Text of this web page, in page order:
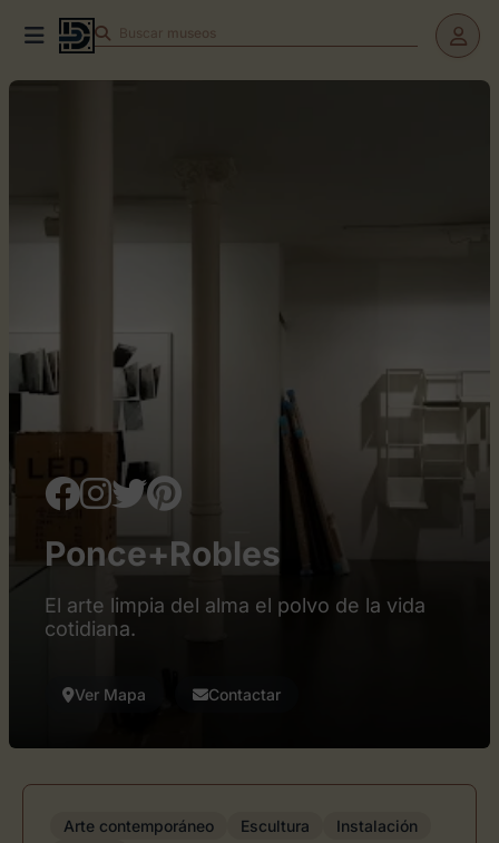
Buscar museos
Ponce+Robles
El arte limpia del alma el polvo de la vida
cotidiana.
Ver Mapa Contactar
Arte contemporáneo Escultura
Instalación